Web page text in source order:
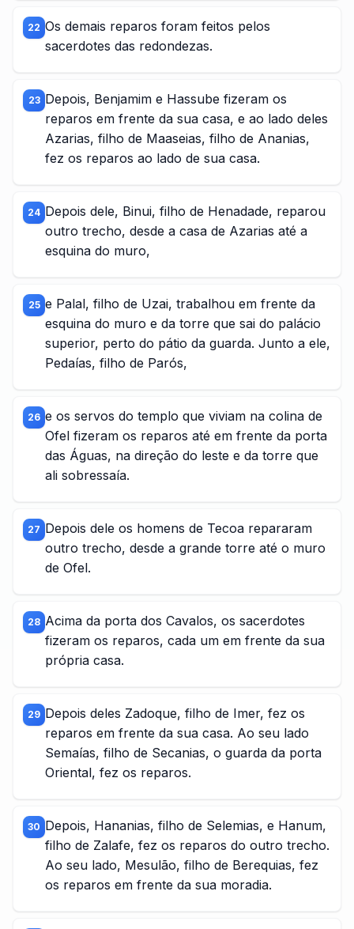
22 Os demais reparos foram feitos pelos
sacerdotes das redondezas.
23 Depois, Benjamim e Hassube fizeram os
reparos em frente da sua casa, e ao lado deles
Azarias, filho de Maaseias, filho de Ananias,
fez os reparos ao lado de sua casa.
24 Depois dele, Binui, filho de Henadade, reparou
outro trecho, desde a casa de Azarias até a
esquina do muro,
25 e Palal, filho de Uzai, trabalhou em frente da
esquina do muro e da torre que sai do palácio
superior, perto do pátio da guarda. Junto a ele,
Pedaías, filho de Parós,
26 e os servos do templo que viviam na colina de
Ofel fizeram os reparos até em frente da porta
das Águas, na direção do leste e da torre que
ali sobressaía.
27 Depois dele os homens de Tecoa repararam
outro trecho, desde a grande torre até o muro
de Ofel.
28 Acima da porta dos Cavalos, os sacerdotes
fizeram os reparos, cada um em frente da sua
própria casa.
29 Depois deles Zadoque, filho de Imer, fez os
reparos em frente da sua casa. Ao seu lado
Semaías, filho de Secanias, o guarda da porta
Oriental, fez os reparos.
30 Depois, Hananias, filho de Selemias, e Hanum,
filho de Zalafe, fez os reparos do outro trecho.
Ao seu lado, Mesulão, filho de Berequias, fez
os reparos em frente da sua moradia.